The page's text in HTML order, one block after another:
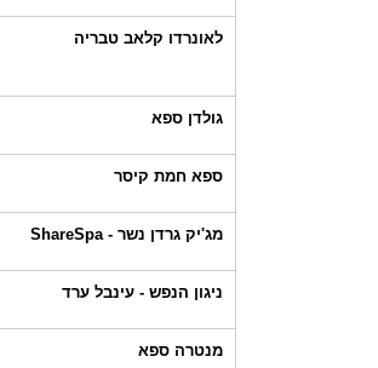
לאונרדו קלאב טבריה
גולדן ספא
ספא חמת קיסר
מג'יק גרדן נשר - ShareSpa
ניגון הנפש - עינבל ערד
מנטרה ספא